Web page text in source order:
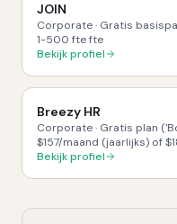
JOIN
Corporate· Gratis
1-500 ftefte
Bekijk profiel
Breezy HR
Corporate· Gratis plan
$157/maand (jaarlijks) of
'Startup' plan. Add-ons
Bekijk profiel